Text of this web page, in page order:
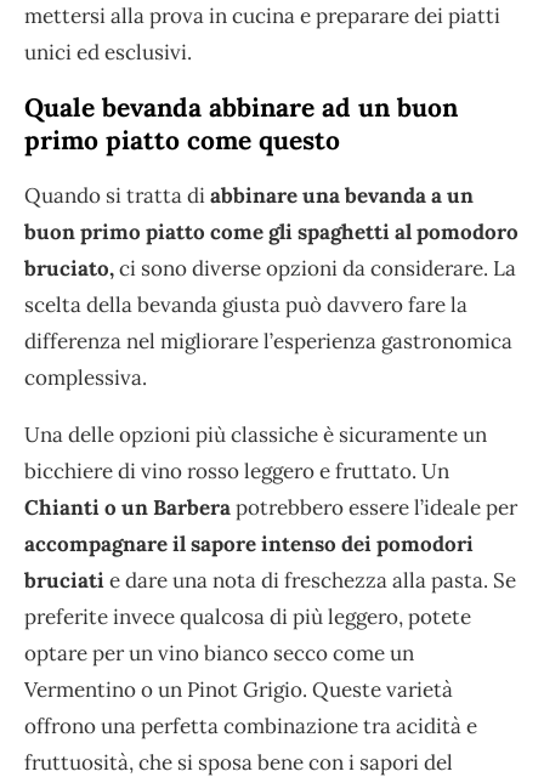
mettersi alla prova in cucina e preparare dei piatti
unici ed esclusivi.
Quale bevanda abbinare ad un buon
primo piatto come questo
Quando si tratta diabbinare una bevanda a un
buon primo piatto come gli spaghetti al pomodoro
bruciato,ci sono diverse opzioni da considerare. La
scelta della bevanda giusta può davvero fare la
differenza nel migliorare l’esperienza gastronomica
complessiva.
Una delle opzioni più classiche è sicuramente un
bicchiere di vino rosso leggero e fruttato. Un
Chianti o un Barberapotrebbero essere l’ideale per
accompagnare il sapore intenso dei pomodori
bruciatie dare una nota di freschezza alla pasta. Se
preferite invece qualcosa di più leggero, potete
optare per un vino bianco secco come un
Vermentino o un Pinot Grigio. Queste varietà
offrono una perfetta combinazione tra acidità e
fruttuosità, che si sposa bene con i sapori del